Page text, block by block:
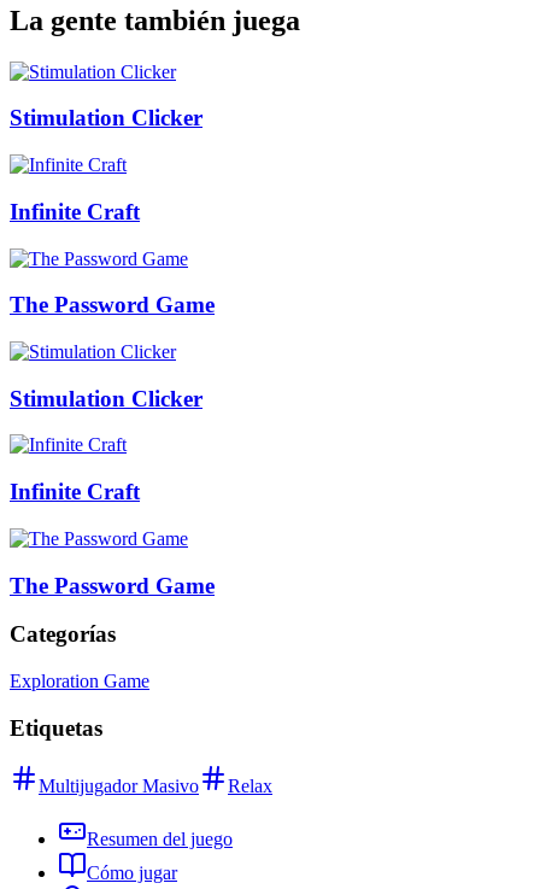
La gente también juega
Stimulation Clicker
Infinite Craft
The Password Game
Stimulation Clicker
Infinite Craft
The Password Game
Categorías
Exploration Game
Etiquetas
Multijugador Masivo Relax
Resumen del juego
Cómo jugar